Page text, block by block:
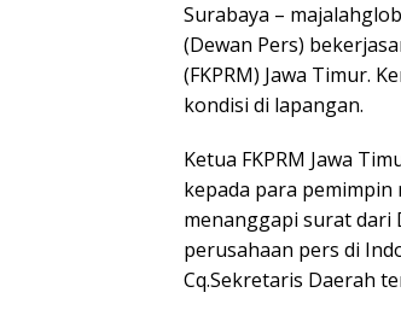
Surabaya –
(Dewan Pers)
(FKPRM) Jawa Timur.
kondisi di lapangan.
Ketua FKPRM Jawa
kepada para pemimpin
menanggapi surat dari
perusahaan pers di
Cq.Sekretaris Daerah